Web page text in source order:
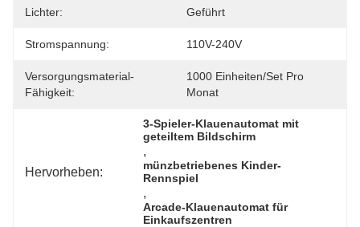
Lichter: Geführt
Stromspannung: 110V-240V
Versorgungsmaterial-
Fähigkeit:
1000 Einheiten/Set Pro
Monat
Hervorheben:
3-Spieler-Klauenautomat mit
geteiltem Bildschirm
,
münzbetriebenes Kinder-
Rennspiel
,
Arcade-Klauenautomat für
Einkaufszentren